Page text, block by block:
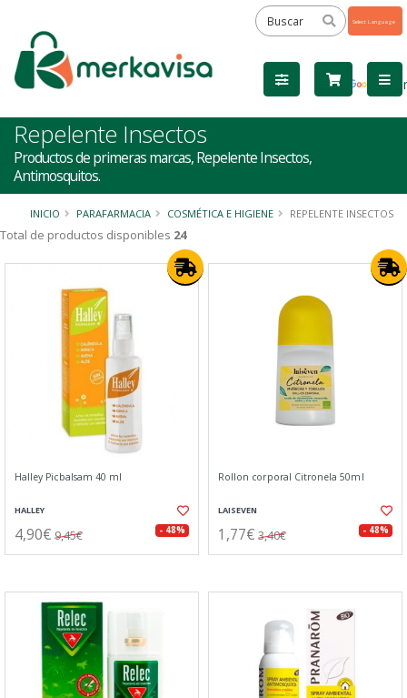
by
Repelente Insectos
Productos de primeras marcas, Repelente Insectos,
Antimosquitos.
INICIO PARAFARMACIA COSMÉTICA E HIGIENE REPELENTE INSECTOS
Total de productos disponibles 24
Halley Picbalsam 40 ml
HALLEY
4,90€ 9,45€ - 48%
Rollon corporal Citronela 50ml
LAISEVEN
1,77€ 3,40€ - 48%